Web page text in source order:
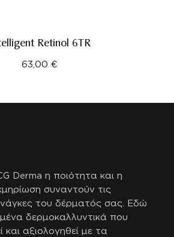
Retinol 6TR
63,00 €
Derma η ποιότητα και η
συναντούν τις
του δέρματός σας. Εδώ
δερμοκαλλυντικά που
και αξιολογηθεί με τα